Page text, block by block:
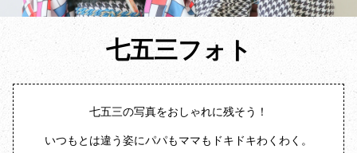
七五三フォト
七五三の写真をおしゃれに残そう！
いつもとは違う姿にパパもママもドキドキわくわく。